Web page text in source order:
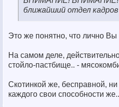
ближайший отдел
Это же понятно, что лично
На самом деле,
стойло-пастбище.. -
Скотинкой же, бесправной,
каждого свои способности же..